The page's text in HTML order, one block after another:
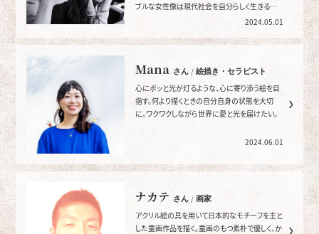
ブルな女性像は現代社会を自分らしく生きる女
2024.05.01
Mana さん / 絵描き・セラピスト
心にポッと光が灯るような、心に寄り添う絵を目
指す。何より描くときの自分自身の状態を大切
に。ワクワクしながら世界に愛と光を届けたい。
2024.06.01
ナカテ さん / 画家
アクリル絵の具を用いて日本的なモチーフを主と
した童画作品を描く。童画のもつ素朴で優しく、か